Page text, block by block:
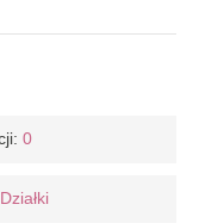
0
Działki